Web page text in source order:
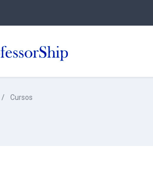
Cursos